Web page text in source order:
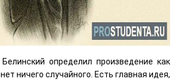
определил произведение как
ничего случайного. Есть главная идея,